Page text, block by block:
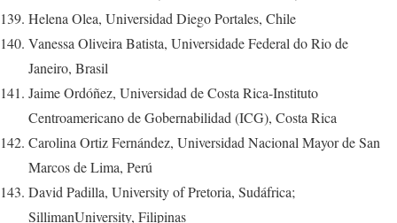
Helena Olea, Universidad Diego Portales, Chile
Vanessa Oliveira Batista, Universidade Federal do Rio de
Janeiro, Brasil
Jaime Ordóñez, Universidad de Costa Rica-Instituto
Centroamericano de Gobernabilidad (ICG), Costa Rica
Carolina Ortiz Fernández, Universidad Nacional Mayor de San
Marcos de Lima, Perú
David Padilla, University of Pretoria, Sudáfrica;
SillimanUniversity, Filipinas